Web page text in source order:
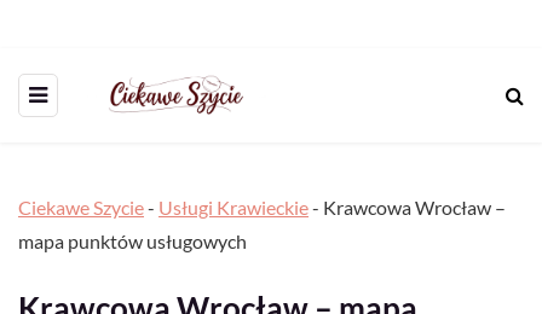
Ciekawe Szycie- Usługi Krawieckie- Krawcowa Wrocław –
mapa punktów usługowych